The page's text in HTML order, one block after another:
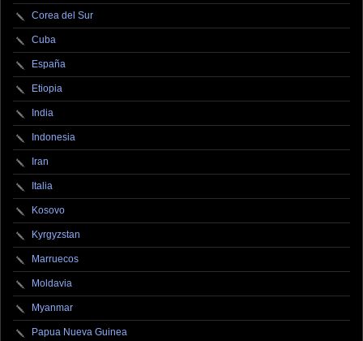
Corea del Sur
Cuba
España
Etiopia
India
Indonesia
Iran
Italia
Kosovo
Kyrgyzstan
Marruecos
Moldavia
Myanmar
Papua Nueva Guinea